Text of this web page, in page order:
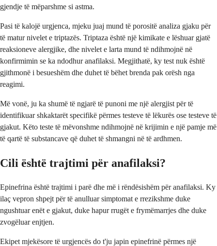
gjendje të mëparshme si astma.
Pasi të kalojë urgjenca, mjeku juaj mund të porositë analiza gjaku për
të matur nivelet e triptazës. Triptaza është një kimikate e lëshuar gjatë
reaksioneve alergjike, dhe nivelet e larta mund të ndihmojnë në
konfirmimin se ka ndodhur anafilaksi. Megjithatë, ky test nuk është
gjithmonë i besueshëm dhe duhet të bëhet brenda pak orësh nga
reagimi.
Më vonë, ju ka shumë të ngjarë të punoni me një alergjist për të
identifikuar shkaktarët specifikë përmes testeve të lëkurës ose testeve të
gjakut. Këto teste të mëvonshme ndihmojnë në krijimin e një pamje më
të qartë të substancave që duhet të shmangni në të ardhmen.
Cili është trajtimi për anafilaksi?
Epinefrina është trajtimi i parë dhe më i rëndësishëm për anafilaksi. Ky
ilaç vepron shpejt për të anulluar simptomat e rrezikshme duke
ngushtuar enët e gjakut, duke hapur rrugët e frymëmarrjes dhe duke
zvogëluar enjtjen.
Ekipet mjekësore të urgjencës do t'ju japin epinefrinë përmes një